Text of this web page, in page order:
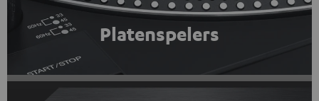
Platenspelers